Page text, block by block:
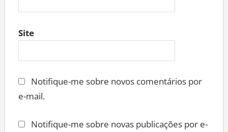
Site
Notifique-me sobre novos comentários por
e-mail.
Notifique-me sobre novas publicações por e-